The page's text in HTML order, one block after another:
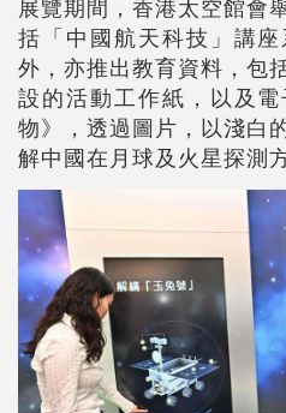
展覽期間，香港太空館會
括「中國航天科技」講
外，亦推出教育資料，包
設的活動工作紙，以及
物》，透過圖片，以淺白
解中國在月球及火星探測